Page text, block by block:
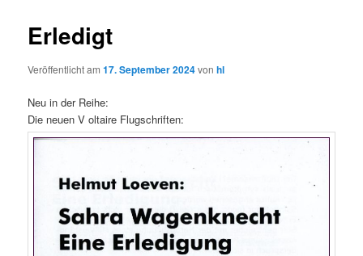
Erledigt
Veröffentlicht am17. September 2024vonhl
Neu in der Reihe:
Die neuen V oltaire Flugschriften: